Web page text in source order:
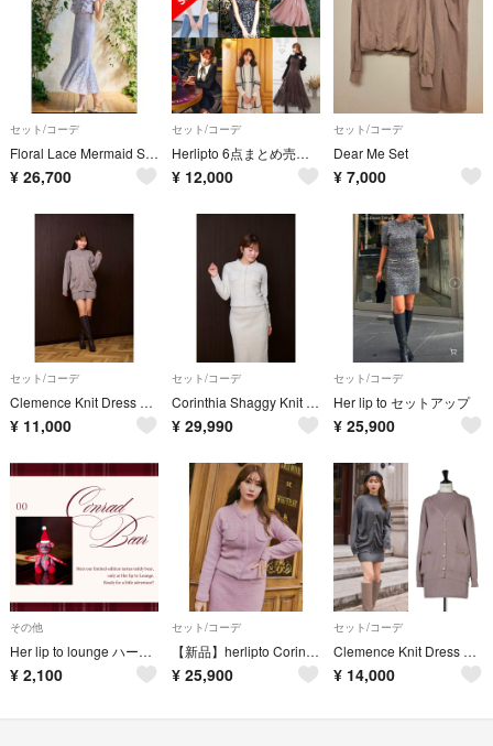
セット/コーデ
Floral Lace Mermaid Skirt Ruffled Top セットアップ
¥ 26,700
セット/コーデ
Herlipto 6点まとめ売り(定価7万円〜)
¥ 12,000
セット/コーデ
Dear Me Set
¥ 7,000
セット/コーデ
Clemence Knit Dress Set
¥ 11,000
セット/コーデ
Corinthia Shaggy Knit Set herlipto ホリデー
¥ 29,990
セット/コーデ
Her lip to セットアップ
¥ 25,900
その他
Her lip to lounge ハーリップ コンラッドベア🎄
¥ 2,100
セット/コーデ
【新品】herlipto Corinthia Shaggy Knit Set S
¥ 25,900
セット/コーデ
Clemence Knit Dress Set
¥ 14,000